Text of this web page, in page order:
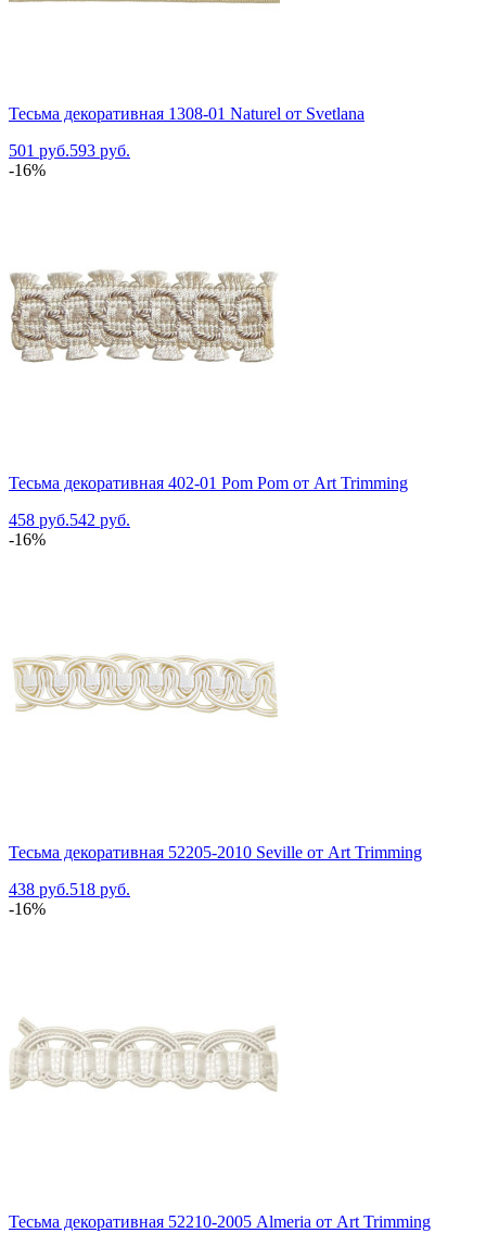
Тесьма декоративная 1308-01 Naturel от Svetlana
501 руб.593 руб.
-16%
Тесьма декоративная 402-01 Pom Pom от Art Trimming
458 руб.542 руб.
-16%
Тесьма декоративная 52205-2010 Seville от Art Trimming
438 руб.518 руб.
-16%
Тесьма декоративная 52210-2005 Almeria от Art Trimming